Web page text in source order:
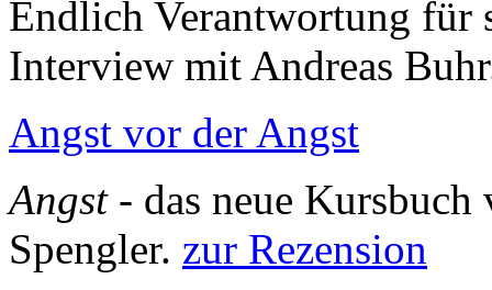
Endlich Verantwortung für
Interview mit Andreas
Angst vor der Angst
Angst- das neue
Spengler. zur Rezension